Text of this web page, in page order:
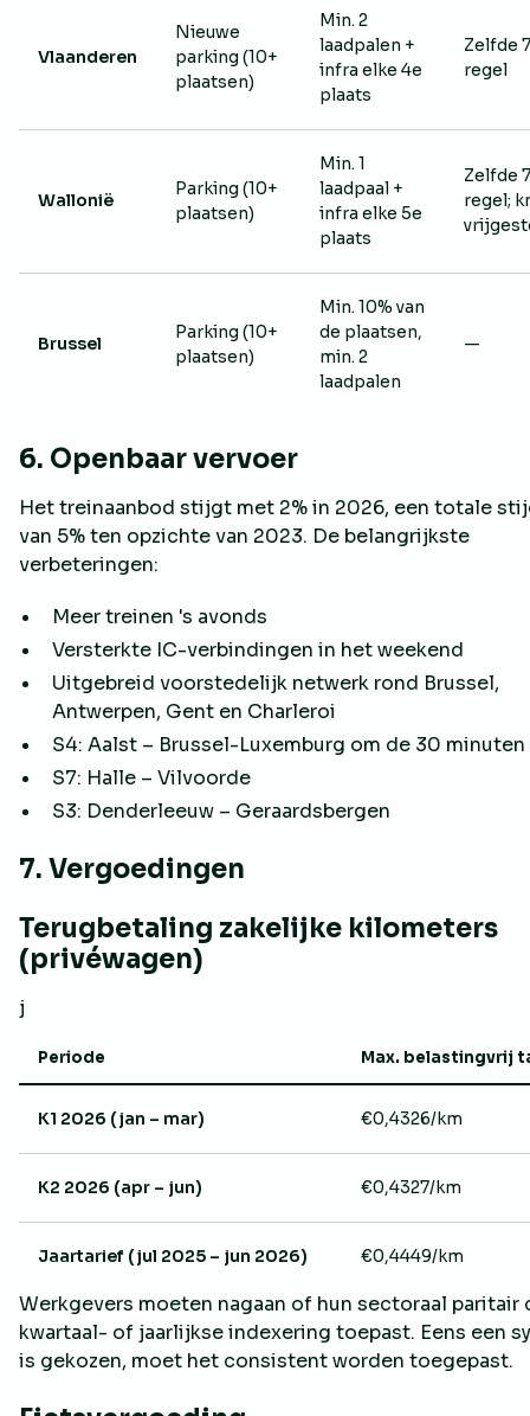
Vlaanderen
Nieuwe
parking (10+
plaatsen)
Min. 2
laadpalen +
infra elke 4e
plaats
Zelfde
regel
Wallonië
Parking (10+
plaatsen)
Min. 1
laadpaal +
infra elke 5e
plaats
Zelfde
regel;
Brussel
Parking (10+
plaatsen)
Min. 10% van
de plaatsen,
min. 2
laadpalen
—
6. Openbaar vervoer
Het treinaanbod stijgt met 2% in 2026, een totale
van 5% ten opzichte van 2023. De belangrijkste
verbeteringen:
Meer treinen 's avonds
Versterkte IC-verbindingen in het weekend
Uitgebreid voorstedelijk netwerk rond Brussel,
Antwerpen, Gent en Charleroi
S4: Aalst – Brussel-Luxemburg om de 30 minuten
S7: Halle – Vilvoorde
S3: Denderleeuw – Geraardsbergen
7. Vergoedingen
Terugbetaling zakelijke kilometers
(privéwagen)
j
Periode Max. belastingvrij
K1 2026 (jan – mar) €0,4326/km
K2 2026 (apr – jun) €0,4327/km
Jaartarief (jul 2025 – jun 2026) €0,4449/km
Werkgevers moeten nagaan of hun sectoraal paritair
kwartaal- of jaarlijkse indexering toepast. Eens een
is gekozen, moet het consistent worden toegepast.